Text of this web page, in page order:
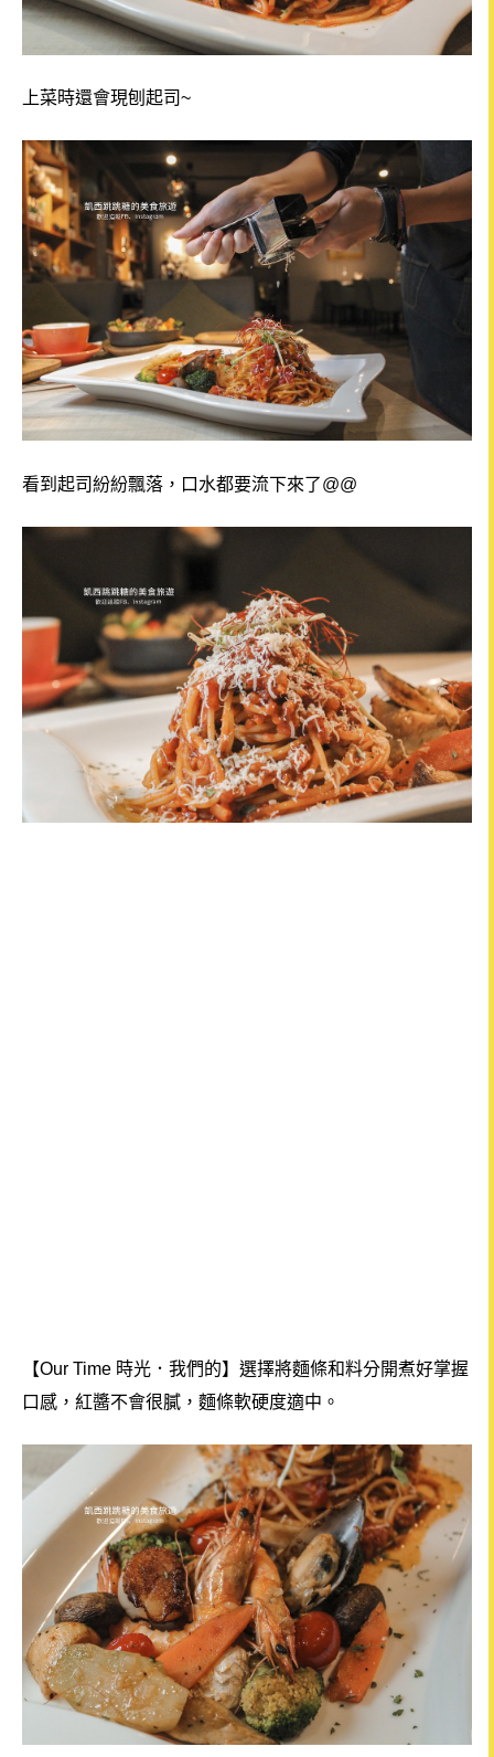
上菜時還會現刨起司~
看到起司紛紛飄落，口水都要流下來了@@
【Our Time 時光．我們的】選擇將麵條和料分開煮好掌握
口感，紅醬不會很膩，麵條軟硬度適中。